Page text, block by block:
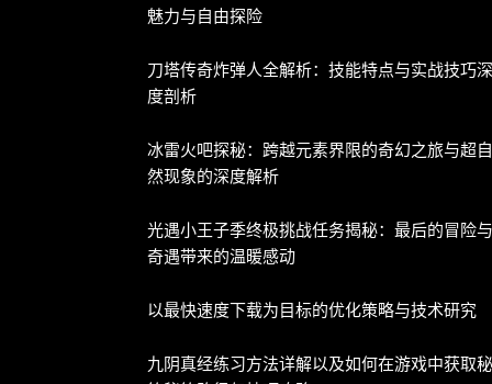
魅力与自由探险
刀塔传奇炸弹人全解析：技能特点与实战技巧深
度剖析
冰雷火吧探秘：跨越元素界限的奇幻之旅与超自
然现象的深度解析
光遇小王子季终极挑战任务揭秘：最后的冒险与
奇遇带来的温暖感动
以最快速度下载为目标的优化策略与技术研究
九阴真经练习方法详解以及如何在游戏中获取秘